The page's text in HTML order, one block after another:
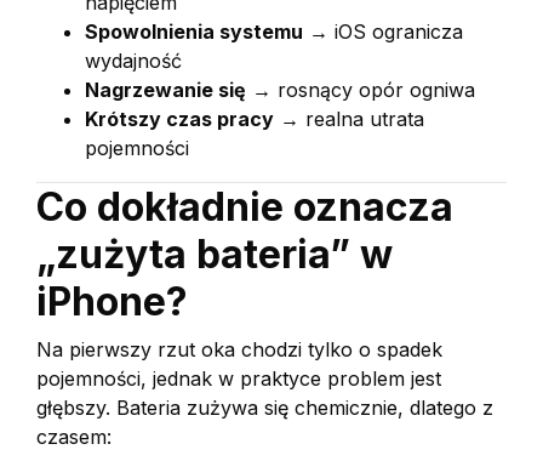
Spowolnienia systemu → iOS ogranicza
wydajność
Nagrzewanie się → rosnący opór ogniwa
Krótszy czas pracy → realna utrata
pojemności
Co dokładnie oznacza
„zużyta bateria” w
iPhone?
Na pierwszy rzut oka chodzi tylko o spadek
pojemności, jednak w praktyce problem jest
głębszy. Bateria zużywa się chemicznie, dlatego z
czasem: